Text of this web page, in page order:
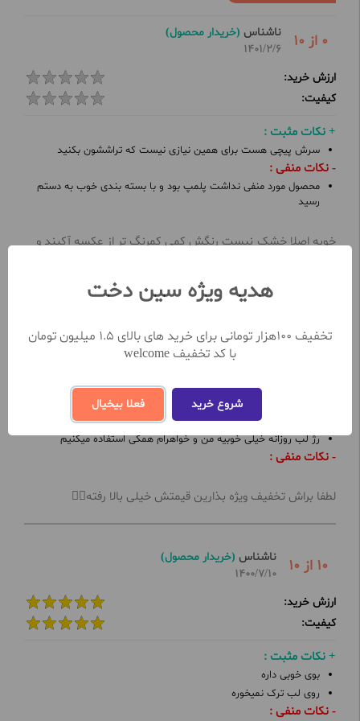
0 از 10 ناشناس (خریدار محصول)
1401/2/6
ارزش خرید:
کیفیت:
+ نکات مثبت :
سرش پیچی هست برای همین نیازی نیست که تراششون بکنید
- نکات منفی :
محصول مورد منفی نداشت پلمپ بود و با بسته بندی خوب به دستم
رسید
خوبه اصلا خشک نیست رنگش کمی کمرنگ تر از عکسه آکبند و
7 از 10
1400/11/20
رژ لب روزانه خیلی خوبیه من و خواهرام همگی استفاده میکنیم
- نکات منفی :
لطفا براش تخفیف ویژه بذارین قیمتش خیلی بالا رفته🤦‍♀️
10 از 10 ناشناس (خریدار محصول)
1400/7/10
ارزش خرید:
کیفیت:
+ نکات مثبت :
بوی خوبی داره
روی لب ترک نمیخوره
- نکات منفی :
هدیه ویژه سین دخت
تخفیف 100هزار تومانی برای خرید های بالای 1.5 میلیون تومان
با کد تخفیف welcome
شروع خرید فعلا بیخیال